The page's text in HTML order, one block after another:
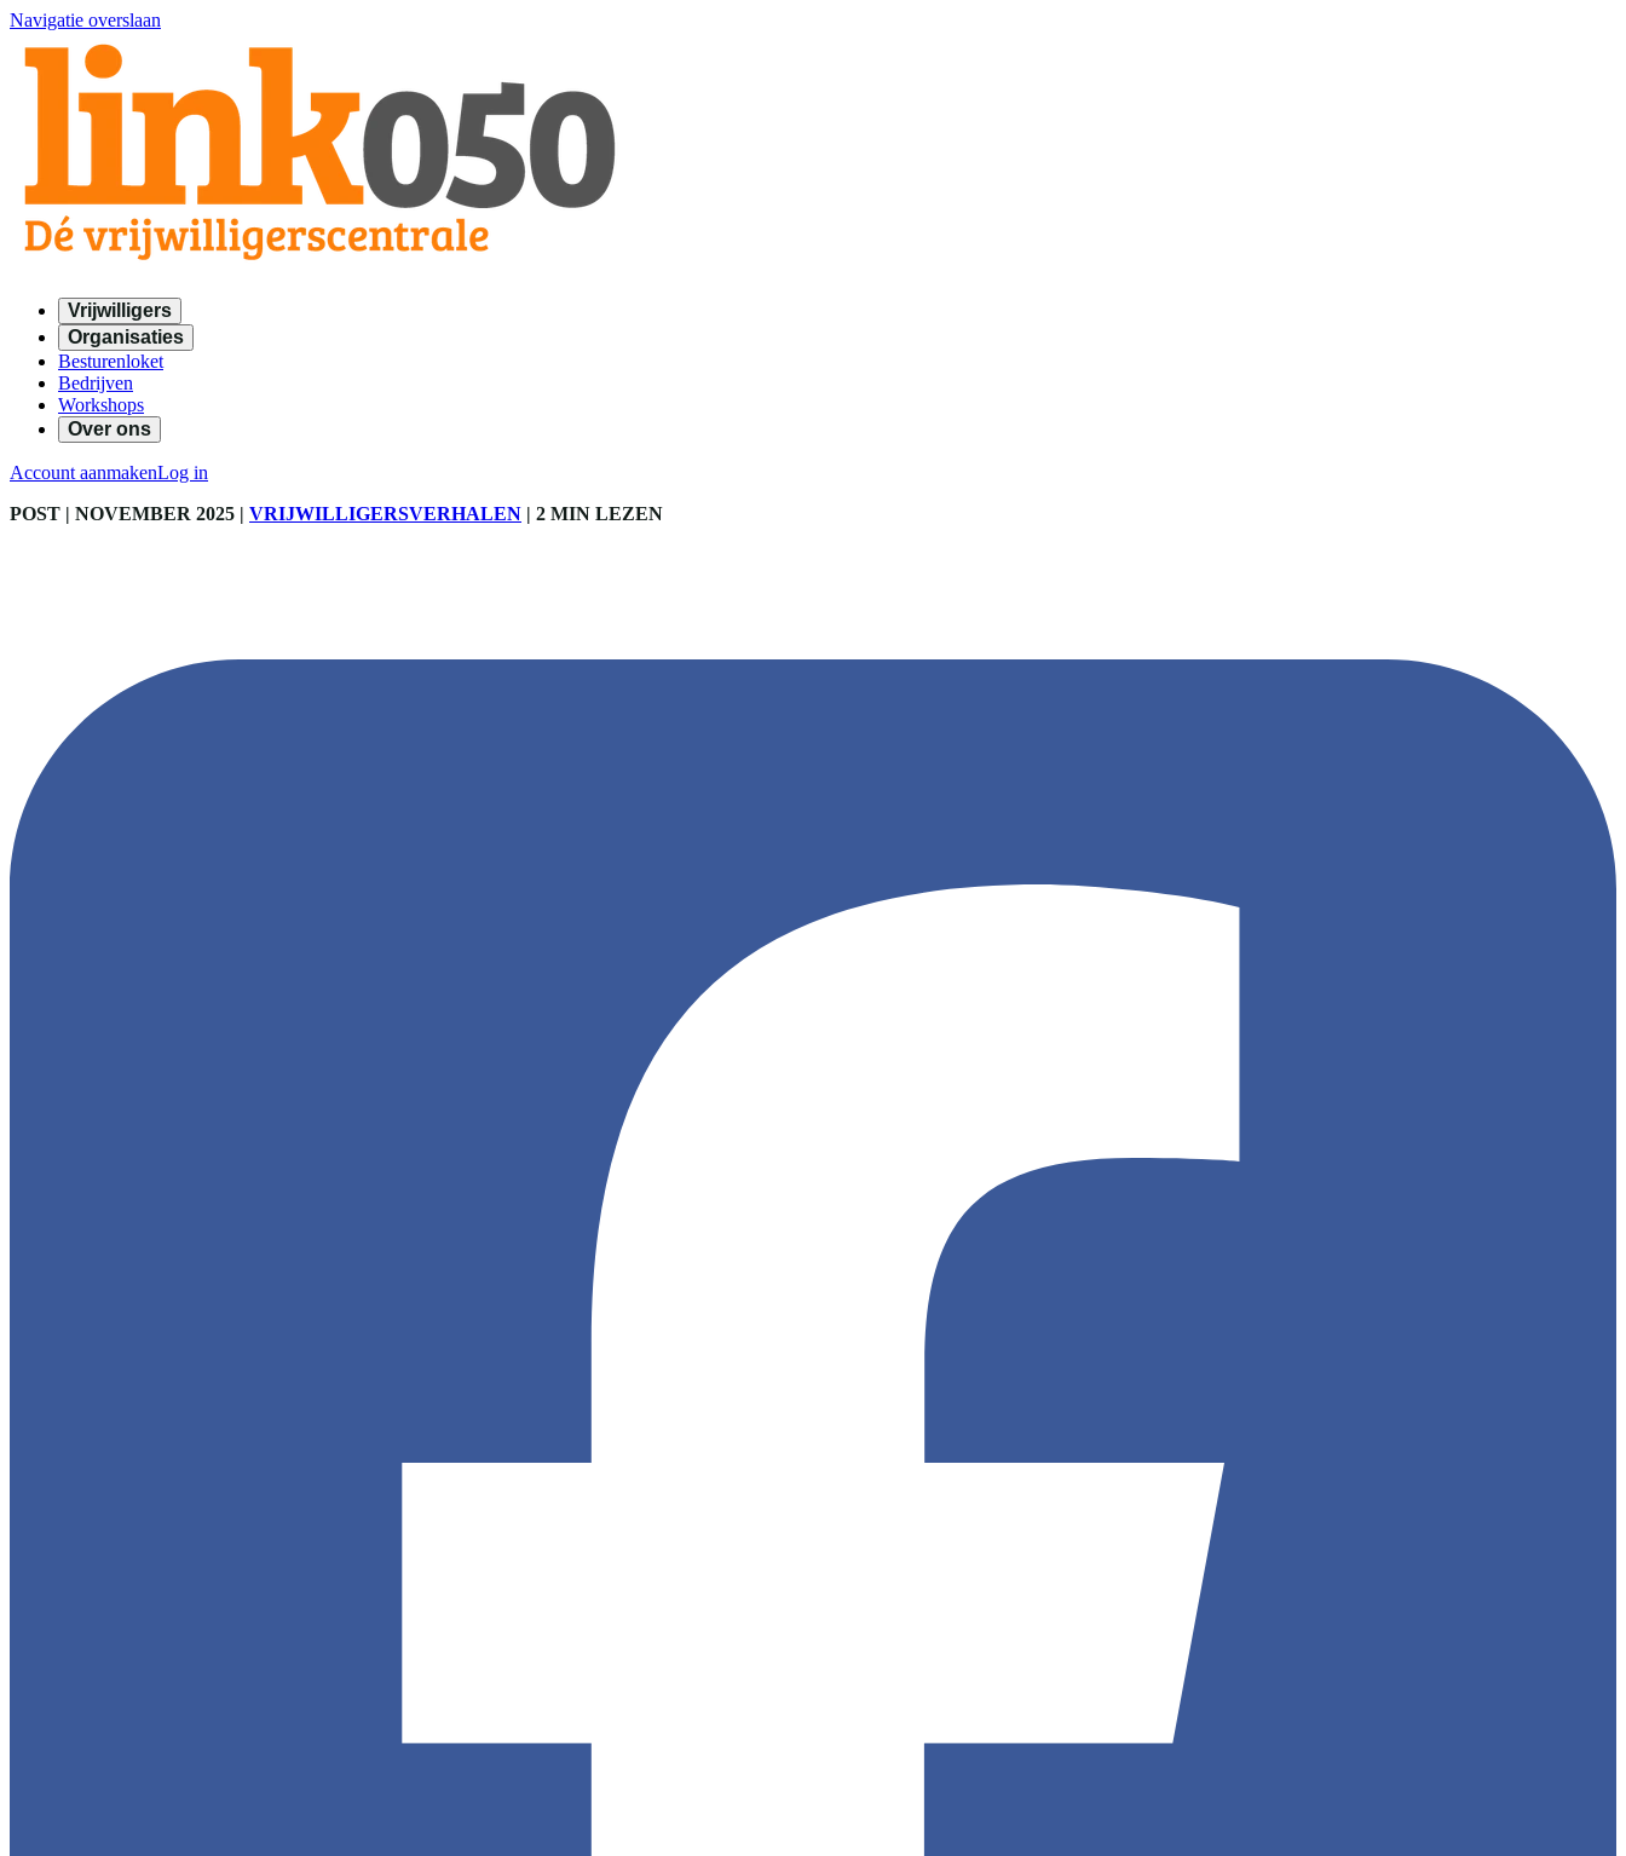
Navigatie overslaan
Vrijwilligers
Organisaties
Besturenloket
Bedrijven
Workshops
Over ons
Account aanmakenLog in
POST | NOVEMBER 2025 | VRIJWILLIGERSVERHALEN | 2 MIN LEZEN